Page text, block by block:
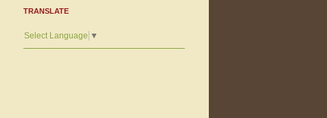
TRANSLATE
Select Language ▼